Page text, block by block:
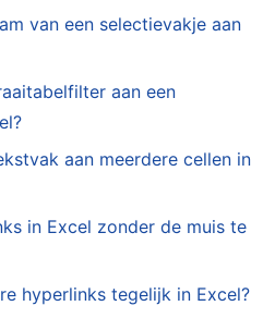
van een selectievakje aan
aan een
aan meerdere cellen in
in Excel zonder de muis te
hyperlinks tegelijk in Excel?